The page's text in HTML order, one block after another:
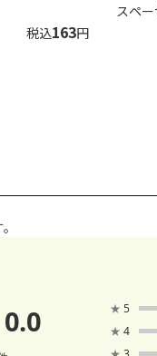
税込163円
スペ
0.0 ★ 5
★ 4